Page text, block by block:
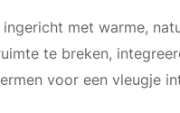
met warme,
te breken,
voor een vleugje